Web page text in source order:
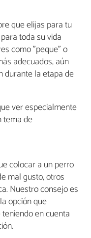
que elijas para tu
toda su vida
como "peque" o
adecuados, aún
durante la etapa de
ver especialmente
tema de
colocar a un perro
mal gusto, otros
Nuestro consejo es
opción que
en cuenta